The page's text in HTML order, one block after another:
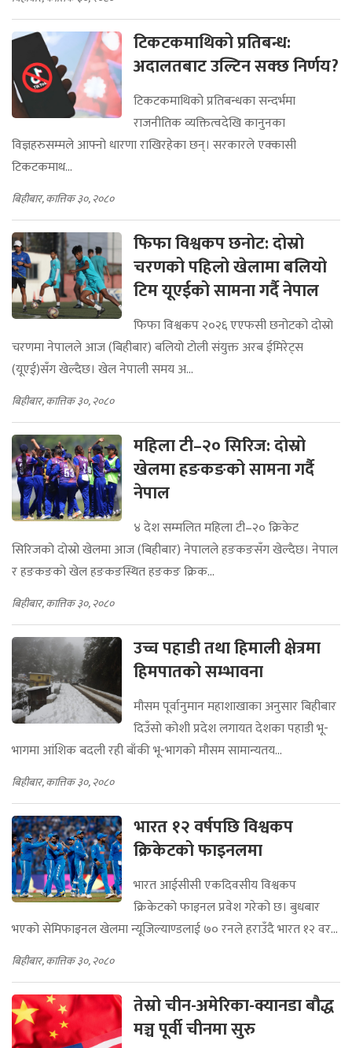
टिकटकमाथिको प्रतिबन्ध:
अदालतबाट उल्टिन सक्छ निर्णय?
टिकटकमाथिको प्रतिबन्धका सन्दर्भमा
राजनीतिक व्यक्तित्वदेखि कानुनका
विज्ञहरुसम्मले आफ्नो धारणा राखिरहेका छन्। सरकारले एक्कासी
टिकटकमाथ...
बिहीबार, कात्तिक ३०, २०८०
फिफा विश्वकप छनोट: दोस्रो
चरणको पहिलो खेलामा बलियो
टिम यूएईको सामना गर्दै नेपाल
फिफा विश्वकप २०२६ एएफसी छनोटको दोस्रो
चरणमा नेपालले आज (बिहीबार) बलियो टोली संयुक्त अरब ईमिरेट्स
(यूएई)सँग खेल्दैछ। खेल नेपाली समय अ...
बिहीबार, कात्तिक ३०, २०८०
महिला टी–२० सिरिज: दोस्रो
खेलमा हङकङको सामना गर्दै
नेपाल
४ देश सम्मलित महिला टी–२० क्रिकेट
सिरिजको दोस्रो खेलमा आज (बिहीबार) नेपालले हङकङसँग खेल्दैछ। नेपाल
र हङकङको खेल हङकङस्थित हङकङ क्रिक...
बिहीबार, कात्तिक ३०, २०८०
उच्च पहाडी तथा हिमाली क्षेत्रमा
हिमपातको सम्भावना
मौसम पूर्वानुमान महाशाखाका अनुसार बिहीबार
दिउँसो कोशी प्रदेश लगायत देशका पहाडी भू-
भागमा आंशिक बदली रही बाँकी भू-भागको मौसम सामान्यतय...
बिहीबार, कात्तिक ३०, २०८०
भारत १२ वर्षपछि विश्वकप
क्रिकेटको फाइनलमा
भारत आईसीसी एकदिवसीय विश्वकप
क्रिकेटको फाइनल प्रवेश गरेको छ। बुधबार
भएको सेमिफाइनल खेलमा न्यूजिल्याण्डलाई ७० रनले हराउँदै भारत १२ वर...
बिहीबार, कात्तिक ३०, २०८०
तेस्रो चीन-अमेरिका-क्यानडा बौद्ध
मञ्च पूर्वी चीनमा सुरु